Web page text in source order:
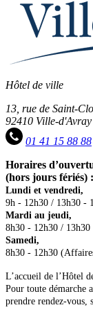
Hôtel de ville
13, rue de Saint-
92410 Ville-d'Avray
01 41 15 88 88
Horaires
(hors jours fériés) :
Lundi et vendredi,
9h - 12h30 / 13h30 -
Mardi au jeudi,
8h30 - 12h30 / 13h30
Samedi,
8h30 - 12h30
L’accueil de l’Hôtel
Pour toute démarche
prendre rendez-vous,